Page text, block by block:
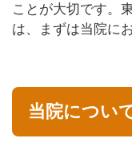
ことが大切です。
は、まずは当院に
当院につい